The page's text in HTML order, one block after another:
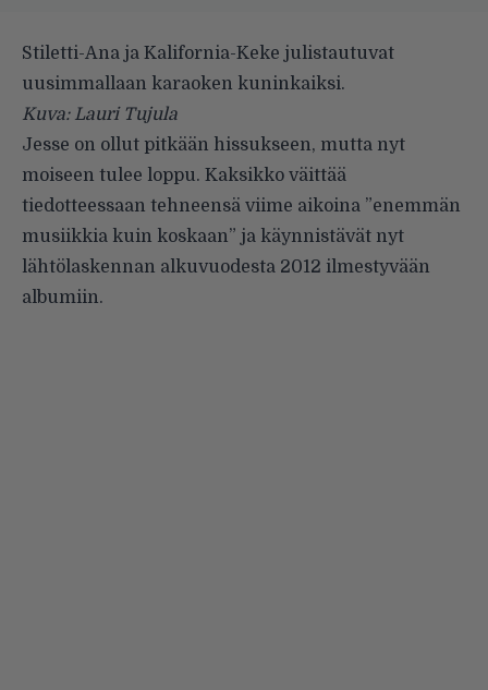
Stiletti-Ana ja Kalifornia-Keke julistautuvat
uusimmallaan karaoken kuninkaiksi.
Kuva: Lauri Tujula
Jesse on ollut pitkään hissukseen, mutta nyt
moiseen tulee loppu. Kaksikko väittää
tiedotteessaan tehneensä viime aikoina ”enemmän
musiikkia kuin koskaan” ja käynnistävät nyt
lähtölaskennan alkuvuodesta 2012 ilmestyvään
albumiin.